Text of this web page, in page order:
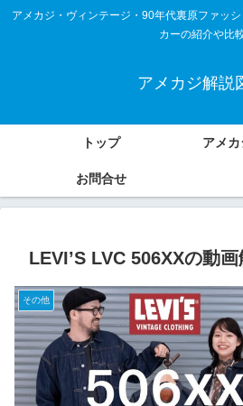
アメカジ・ヴィンテージ・90年代裏原ファッ
カーの紹介や比
アメカジ解説
トップ
お問合せ
LEVI’S LVC 506XXの動
その他